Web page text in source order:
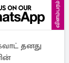
விளம்பரம்
தனது